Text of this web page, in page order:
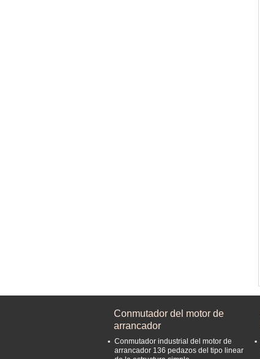
Conmutador del motor de
arrancador
Conmutador industrial del motor de
arrancador 136 pedazos del tipo linear